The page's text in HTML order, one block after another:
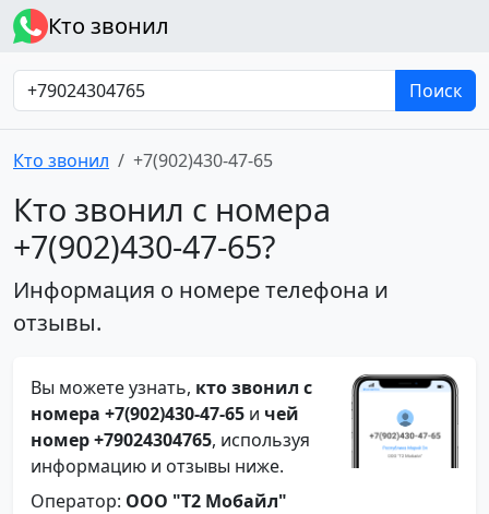
Кто звонил
Поиск
Кто звонил +7(902)430-47-65
Кто звонил с номера
+7(902)430-47-65?
Информация о номере телефона и
отзывы.
Вы можете узнать, кто звонил с
номера +7(902)430-47-65 и чей
номер +79024304765, используя
информацию и отзывы ниже.
Оператор: ООО "Т2 Мобайл"